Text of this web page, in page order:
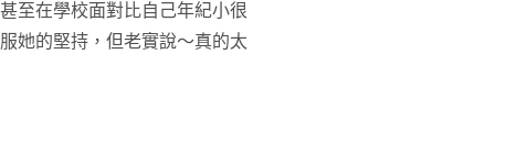
至在學校面對比自己年紀小很
她的堅持，但老實說～真的太